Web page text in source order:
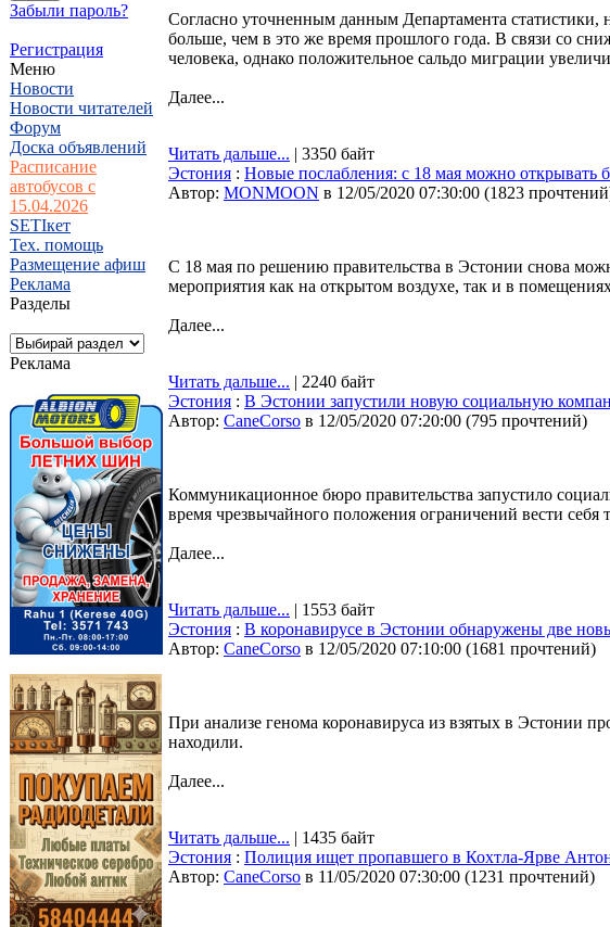
Забыли пароль?
Регистрация
Меню
Новости
Новости читателей
Форум
Доска объявлений
Расписание
автобусов с
15.04.2026
SETIкет
Тех. помощь
Размещение афиш
Реклама
Разделы
Реклама
Согласно уточненным данным Департамента статистики,
больше, чем в это же время прошлого года. В связи со
человека, однако положительное сальдо миграции
Далее...
Читать дальше... | 3350 байт
Эстония : Новые послабления: с 18 мая можно открывать
Автор: MONMOON в 12/05/2020 07:30:00 (1823 прочтений
С 18 мая по решению правительства в Эстонии снова
мероприятия как на открытом воздухе, так и в
Далее...
Читать дальше... | 2240 байт
Эстония : В Эстонии запустили новую социальную
Автор: CaneCorso в 12/05/2020 07:20:00 (795 прочтений)
Коммуникационное бюро правительства запустило
время чрезвычайного положения ограничений вести себя
Далее...
Читать дальше... | 1553 байт
Эстония : В коронавирусе в Эстонии обнаружены две
Автор: CaneCorso в 12/05/2020 07:10:00 (1681 прочтений)
При анализе генома коронавируса из взятых в Эстонии
находили.
Далее...
Читать дальше... | 1435 байт
Эстония : Полиция ищет пропавшего в Кохтла-Ярве
Автор: CaneCorso в 11/05/2020 07:30:00 (1231 прочтений)